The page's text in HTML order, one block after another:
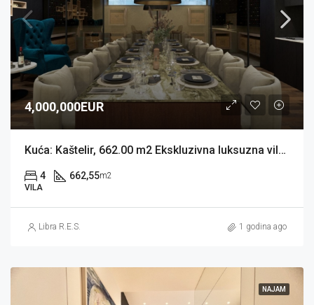
4,000,000EUR
Kuća: Kaštelir, 662.00 m2 Ekskluzivna luksuzna vila (prodaja)
4 662,55m2
VILA
Libra R.E.S. 1 godina ago
NAJAM